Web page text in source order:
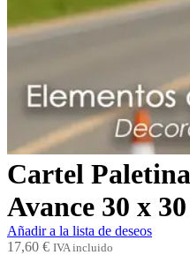
Cartel
Avance 30 x
Añadir a la lista de deseos
17,60 € IVA incluido